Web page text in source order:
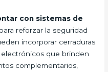
con sistemas de
para reforzar la seguridad
incorporar cerraduras
que brinden
complementarios,